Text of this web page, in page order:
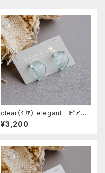
clear（ｸﾘｱ） elegant ピア
ス チタンポスト
¥3,200